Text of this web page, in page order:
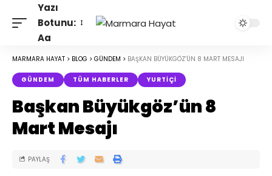
Yazı
Botunu:
Aa
MARMARA HAYAT > BLOG > GÜNDEM > BAŞKAN BÜYÜKGÖZ’ÜN 8 MART MESAJI
GÜNDEM TÜM HABERLER YURTIÇI
Başkan Büyükgöz’ün 8
Mart Mesajı
PAYLAŞ